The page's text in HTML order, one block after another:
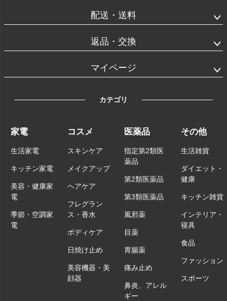
配送・送料
返品・交換
マイページ
カテゴリ
家電
生活家電
キッチン家電
美容・健康家
電
季節・空調家
電
コスメ
スキンケア
メイクアップ
ヘアケア
フレグラン
ス・香水
ボディケア
日焼け止め
美容機器・美
顔器
医薬品
指定第2類医
薬品
第2類医薬品
第3類医薬品
風邪薬
目薬
胃腸薬
痛み止め
鼻炎、アレル
ギー
その他
生活雑貨
ダイエット・
健康
キッチン雑貨
インテリア・
寝具
食品
ファッション
スポーツ